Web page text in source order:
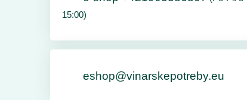
15:00)
eshop@vinarskepotreby.eu